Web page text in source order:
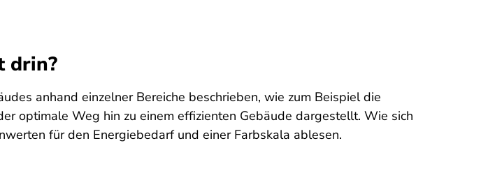
drin?
anhand einzelner Bereiche beschrieben, wie zum Beispiel die
optimale Weg hin zu einem effizienten Gebäude dargestellt. Wie sich
für den Energiebedarf und einer Farbskala ablesen.